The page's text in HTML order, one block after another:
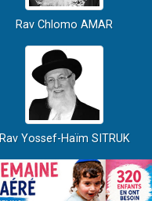
Rav Chlomo AMAR
Rav Yossef-Haïm SITRUK